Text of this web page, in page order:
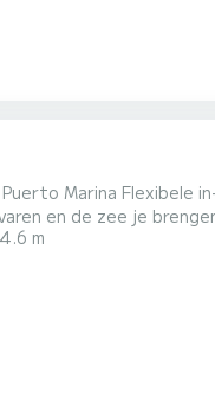
passen ons aan aan
zwemtrap, enz...
4.6 m